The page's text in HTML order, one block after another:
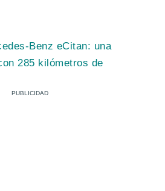
Benz eCitan: una
285 kilómetros de